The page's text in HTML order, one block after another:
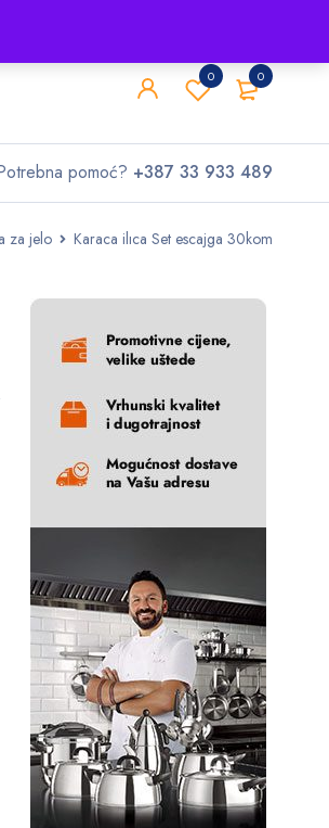
0
0
pomoć? +387 33 933 489
za jelo Karaca ilıca Set escajga 30kom